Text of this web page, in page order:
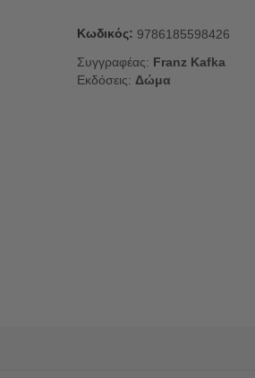
Κωδικός: 9786185598426
Συγγραφέας: Franz Kafka
Εκδόσεις: Δώμα